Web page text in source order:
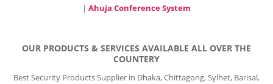
| Ahuja Conference System
OUR PRODUCTS & SERVICES AVAILABLE ALL OVER THE
COUNTERY
Best Security Products Supplier in Dhaka, Chittagong, Sylhet, Barisal,